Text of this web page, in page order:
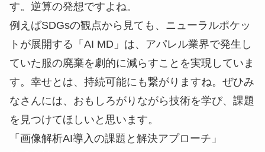
す。逆算の発想ですよね。
例えばSDGsの観点から見ても、ニューラルポケッ
トが展開する「AI MD」は、アパレル業界で発生し
ていた服の廃棄を劇的に減らすことを実現していま
す。幸せとは、持続可能にも繋がりますね。ぜひみ
なさんには、おもしろがりながら技術を学び、課題
を見つけてほしいと思います。
「画像解析AI導入の課題と解決アプローチ」